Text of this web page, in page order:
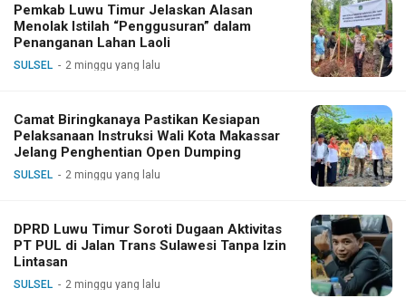
Pemkab Luwu Timur Jelaskan Alasan
Menolak Istilah “Penggusuran” dalam
Penanganan Lahan Laoli
SULSEL 2 minggu yang lalu
Camat Biringkanaya Pastikan Kesiapan
Pelaksanaan Instruksi Wali Kota Makassar
Jelang Penghentian Open Dumping
SULSEL 2 minggu yang lalu
DPRD Luwu Timur Soroti Dugaan Aktivitas
PT PUL di Jalan Trans Sulawesi Tanpa Izin
Lintasan
SULSEL 2 minggu yang lalu